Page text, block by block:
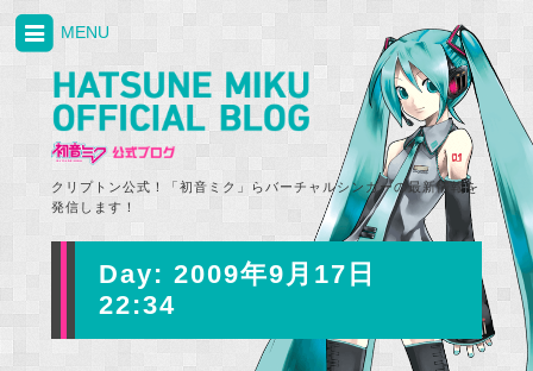
クリプトン公式！「初音ミク」らバーチャルシンガーの最新情報を
発信します！
MENU
Day: 2009年9月17日
22:34